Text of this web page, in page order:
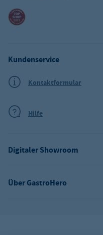
Über GastroHero
Digitaler Showroom
Kundenservice
Kontaktformular
Hilfe